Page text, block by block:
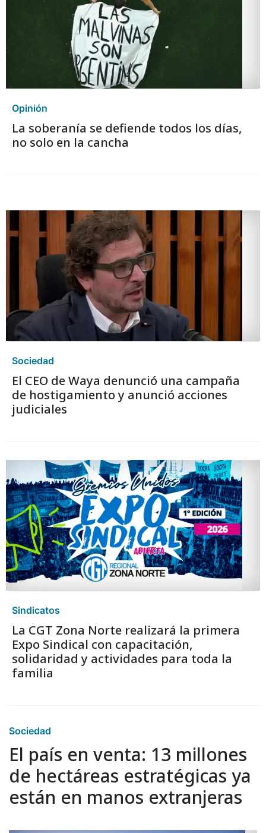
Opinión
La soberanía se defiende todos los días,
no solo en la cancha
Sociedad
El CEO de Waya denunció una campaña
de hostigamiento y anunció acciones
judiciales
Sindicatos
La CGT Zona Norte realizará la primera
Expo Sindical con capacitación,
solidaridad y actividades para toda la
familia
Sociedad
El país en venta: 13 millones
de hectáreas estratégicas ya
están en manos extranjeras